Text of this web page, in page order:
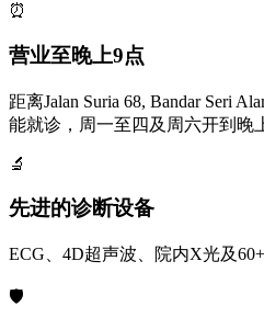
⏰
营业至晚上9点
距离Jalan Suria 68, Bandar Seri
能就诊，周一至四及周六开到晚
🔬
先进的诊断设备
ECG、4D超声波、院内X光及
🛡️